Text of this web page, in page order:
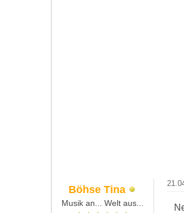
Böhse Tina
Musik an... Welt aus...